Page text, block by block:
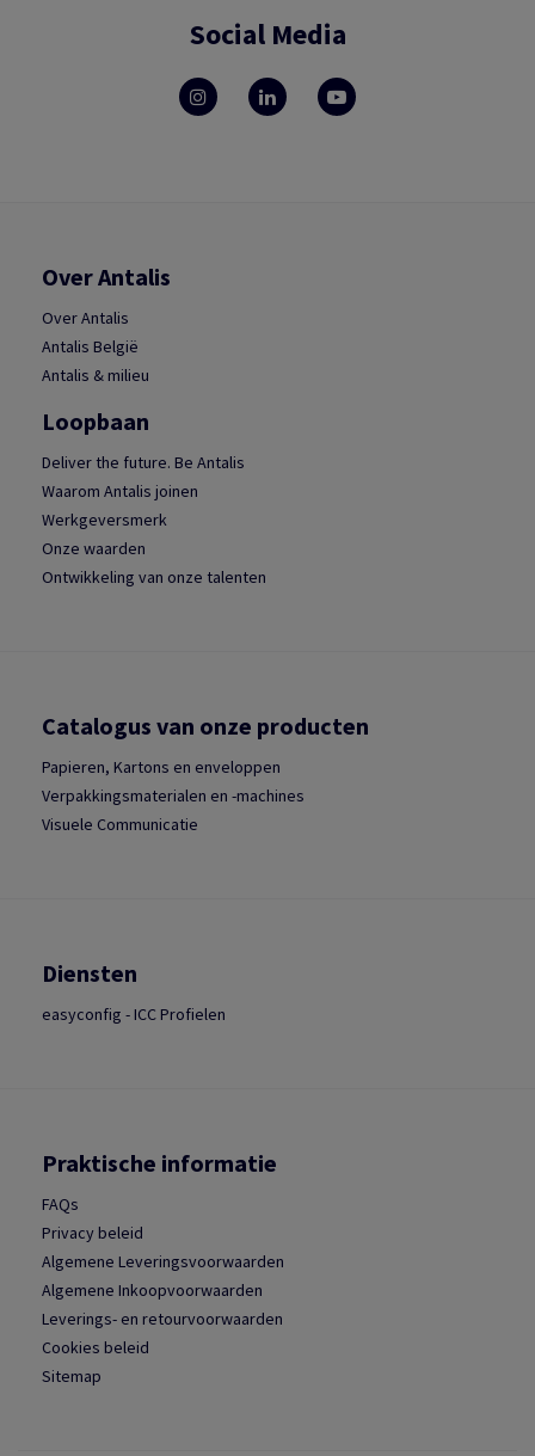
Social Media
Over Antalis
Over Antalis
Antalis België
Antalis & milieu
Loopbaan
Deliver the future. Be Antalis
Waarom Antalis joinen
Werkgeversmerk
Onze waarden
Ontwikkeling van onze talenten
Catalogus van onze producten
Papieren, Kartons en enveloppen
Verpakkingsmaterialen en -machines
Visuele Communicatie
Diensten
easyconfig - ICC Profielen
Praktische informatie
FAQs
Privacy beleid
Algemene Leveringsvoorwaarden
Algemene Inkoopvoorwaarden
Leverings- en retourvoorwaarden
Cookies beleid
Sitemap